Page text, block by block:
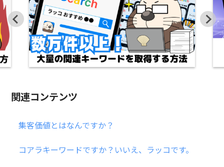
関連コンテンツ
集客価値とはなんですか？
コアラキーワードですか？いいえ、ラッコです。